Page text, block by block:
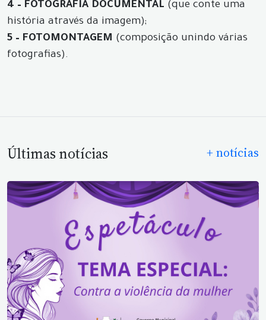
4 – FOTOGRAFIA DOCUMENTAL (que conte uma
história através da imagem);
5 – FOTOMONTAGEM (composição unindo várias
fotografias).
Últimas notícias + notícias